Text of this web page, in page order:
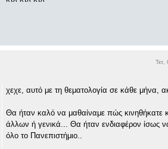
χεχε, αυτό με τη θεματολογία σε κάθε μήνα,
Θα ήταν καλό να μαθαίναμε πώς κινηθήκατε
άλλων ή γενικά... Θα ήταν ενδιαφέρον ίσως
όλο το Πανεπιστήμιο..